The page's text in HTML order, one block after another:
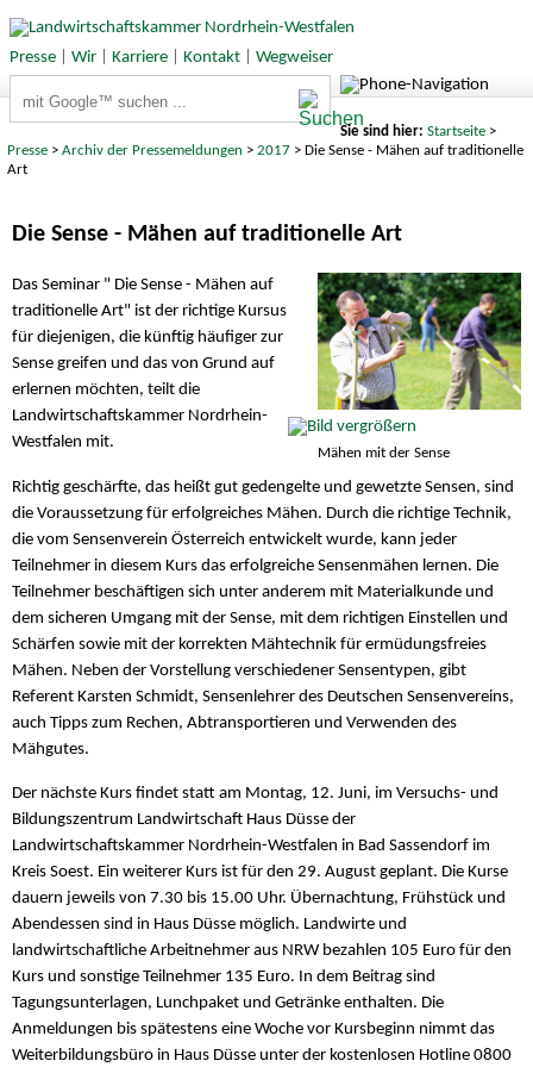
Presse| Wir| Karriere| Kontakt| Wegweiser
Sie sind hier: Startseite>
Presse >Archiv der Pressemeldungen > 2017 > Die Sense - Mähen auf traditionelle
Art
Die Sense - Mähen auf traditionelle Art
Mähen mit der Sense
Das Seminar " Die Sense - Mähen auf
traditionelle Art" ist der richtige Kursus
für diejenigen, die künftig häufiger zur
Sense greifen und das von Grund auf
erlernen möchten, teilt die
Landwirtschaftskammer Nordrhein-
Westfalen mit.
Richtig geschärfte, das heißt gut gedengelte und gewetzte Sensen, sind
die Voraussetzung für erfolgreiches Mähen. Durch die richtige Technik,
die vom Sensenverein Österreich entwickelt wurde, kann jeder
Teilnehmer in diesem Kurs das erfolgreiche Sensenmähen lernen. Die
Teilnehmer beschäftigen sich unter anderem mit Materialkunde und
dem sicheren Umgang mit der Sense, mit dem richtigen Einstellen und
Schärfen sowie mit der korrekten Mähtechnik für ermüdungsfreies
Mähen. Neben der Vorstellung verschiedener Sensentypen, gibt
Referent Karsten Schmidt, Sensenlehrer des Deutschen Sensenvereins,
auch Tipps zum Rechen, Abtransportieren und Verwenden des
Mähgutes.
Der nächste Kurs findet statt am Montag, 12. Juni, im Versuchs- und
Bildungszentrum Landwirtschaft Haus Düsse der
Landwirtschaftskammer Nordrhein-Westfalen in Bad Sassendorf im
Kreis Soest. Ein weiterer Kurs ist für den 29. August geplant. Die Kurse
dauern jeweils von 7.30 bis 15.00 Uhr. Übernachtung, Frühstück und
Abendessen sind in Haus Düsse möglich. Landwirte und
landwirtschaftliche Arbeitnehmer aus NRW bezahlen 105 Euro für den
Kurs und sonstige Teilnehmer 135 Euro. In dem Beitrag sind
Tagungsunterlagen, Lunchpaket und Getränke enthalten. Die
Anmeldungen bis spätestens eine Woche vor Kursbeginn nimmt das
Weiterbildungsbüro in Haus Düsse unter der kostenlosen Hotline 0800